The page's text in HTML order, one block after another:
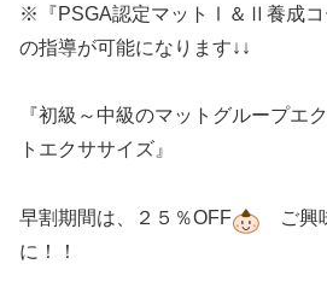
※『PSGA認定マットⅠ＆Ⅱ養成コ
の指導が可能になります↓↓
『初級～中級のマットグループエ
トエクササイズ』
早割期間は、２５％OFF
ご興
に！！